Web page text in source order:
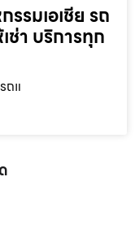
รรมเอเชีย รถ
ช่า บริการทุก
ถแ